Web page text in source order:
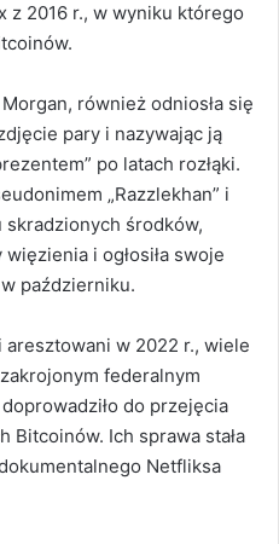
z 2016 r., w wyniku którego
również odniosła się
pary i nazywając ją
po latach rozłąki.
„Razzlekhan” i
środków,
i ogłosiła swoje
październiku.
w 2022 r., wiele
federalnym
do przejęcia
Bitcoinów. Ich sprawa stała
Netfliksa